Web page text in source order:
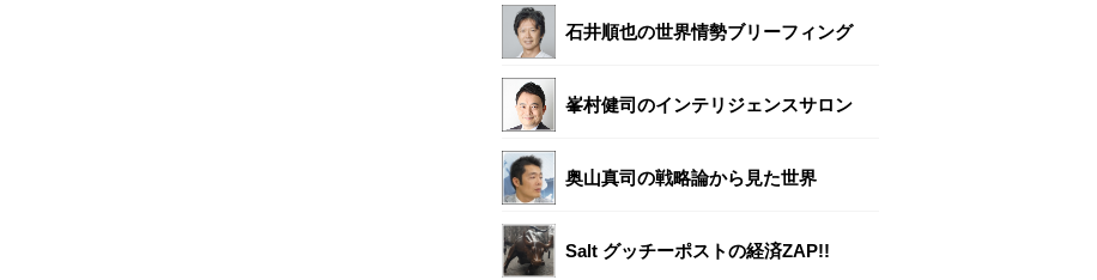
石井順也の世界情勢ブリーフィング
峯村健司のインテリジェンスサロン
奥山真司の戦略論から見た世界
Salt グッチーポストの経済ZAP!!